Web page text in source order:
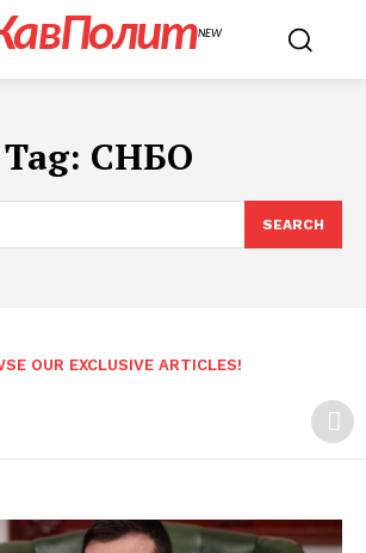
NEW
Tag: СНБО
SEARCH
OUR EXCLUSIVE ARTICLES!